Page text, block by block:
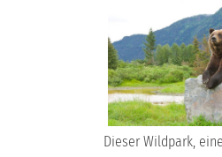
Dieser Wildpark,